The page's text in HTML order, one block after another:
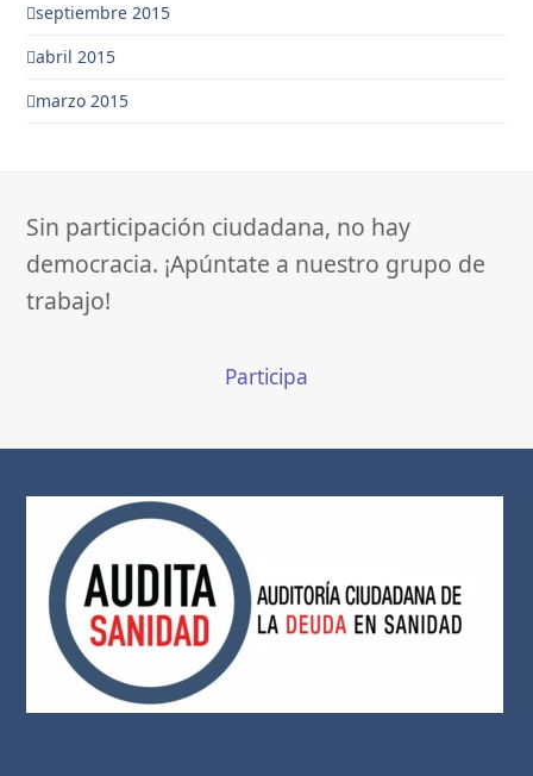
septiembre 2015
abril 2015
marzo 2015
Sin participación ciudadana, no hay
democracia. ¡Apúntate a nuestro grupo de
trabajo!
Participa